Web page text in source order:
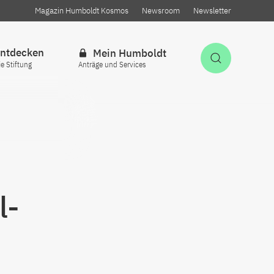
Magazin Humboldt Kosmos Newsroom Newsletter
Stiftung
Mein Humboldt
Anträge und Services